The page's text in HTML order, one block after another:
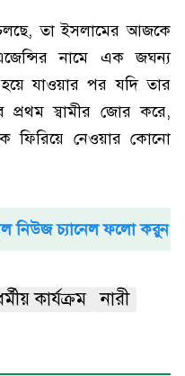
তা ইসলামের আজকে
নামে এক জঘন্য
যাওয়ার পর যদি তার
প্রথম স্বামীর জোর করে,
ফিরিয়ে নেওয়ার কোনো
নিউজ চ্যানেল ফলো করুন
কার্যক্রম
নারী